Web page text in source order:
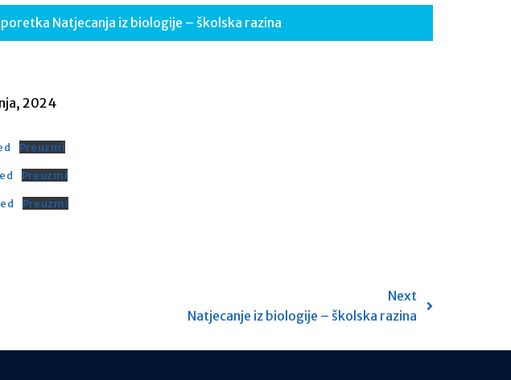
Natjecanja iz biologije – školska razina
2024
Preuzmi
Preuzmi
Preuzmi
Next
Natjecanje iz biologije – školska razina